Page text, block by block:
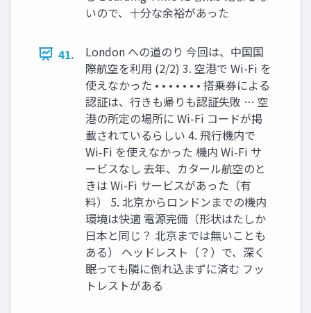
いので、十分な余裕があった
41.
London への道のり 今回は、中国国
際航空を利用 (2/2) 3. 空港で Wi-Fi を
使えなかった • • • • • • • 搭乗券による
認証は、行きも帰りも認証失敗 … 空
港の所定の場所に Wi-Fi コードが掲
載されているらしい 4. 飛行機内で
Wi-Fi を使えなかった 機内 Wi-Fi サ
ービスなし 去年、カタール航空のと
きは Wi-Fi サービスがあった（有
料） 5. 北京からロンドンまでの機内
環境は快適 電源完備（形状はたしか
日本と同じ？ 北京までは無いことも
ある） ヘッドレスト（？）で、深く
眠っても隣に倒れ込まずに済む フッ
トレストがある